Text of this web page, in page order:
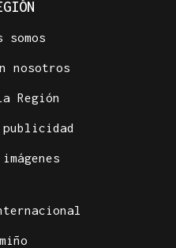
somos
nosotros
Región